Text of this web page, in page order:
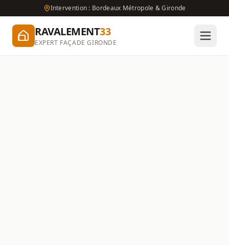
Intervention : Bordeaux Métropole & Gironde
RAVALEMENT33
EXPERT FAÇADE GIRONDE